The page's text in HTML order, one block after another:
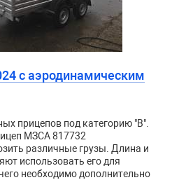
с аэродинамическим
прицепов под категорию "В".
МЗСА 817732
различные грузы. Длина и
использовать его для
необходимо дополнительно